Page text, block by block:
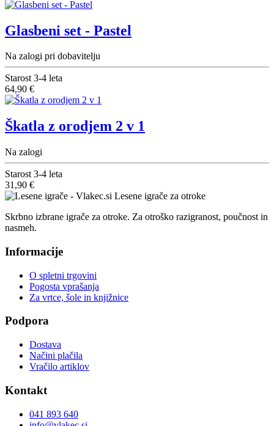
Glasbeni set - Pastel
Na zalogi pri dobavitelju
Starost 3-4 leta
64,90 €
Škatla z orodjem 2 v 1
Na zalogi
Starost 3-4 leta
31,90 €
Lesene igrače za otroke
Skrbno izbrane igrače za otroke. Za otroško razigranost, poučnost in
nasmeh.
Informacije
O spletni trgovini
Pogosta vprašanja
Za vrtce, šole in knjižnice
Podpora
Dostava
Načini plačila
Vračilo artiklov
Kontakt
041 893 640